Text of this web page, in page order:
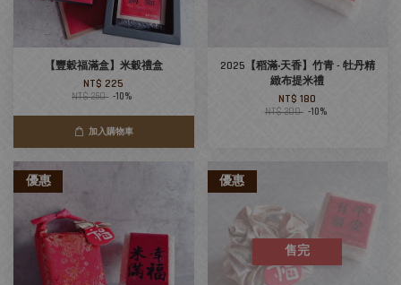
【豐穀福滿盒】米穀禮盒
NT$ 225
NT$ 250 -10%
加入購物車
2025【稻滿‧天香】竹青 - 牡丹精
緻布提米禮
NT$ 180
NT$ 200 -10%
優惠 優惠
售完